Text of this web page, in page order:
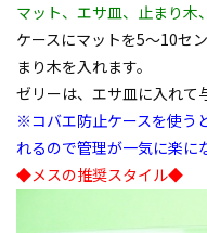
マット、エサ皿、止まり木
ケースにマットを5～10セ
まり木を入れます。
ゼリーは、エサ皿に入れて
※コバエ防止ケースを使う
れるので管理が一気に楽に
◆メスの推奨スタイル◆